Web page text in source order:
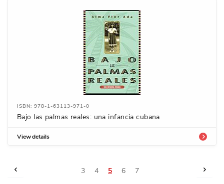
ISBN: 978-1-63113-971-0
Bajo las palmas reales: una infancia cubana
View details
Page
3 Page
4
You're
5 Page
6 Page
7